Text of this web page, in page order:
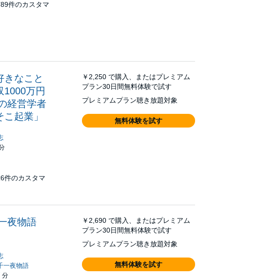
件のカスタマ
きなこと
1000万円
経営学者
起業」
件のカスタマ
￥2,250 で購入、またはプレミアム
プラン30日間無料体験で試す
プレミアムプラン聴き放題対象
無料体験を試す
夜物語
一夜物語
分
￥2,690 で購入、またはプレミアム
プラン30日間無料体験で試す
プレミアムプラン聴き放題対象
無料体験を試す